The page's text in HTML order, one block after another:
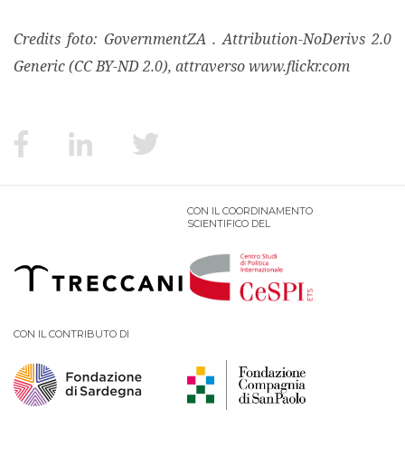
Credits foto: GovernmentZA . Attribution-NoDerivs 2.0
Generic (CC BY-ND 2.0), attraverso www.flickr.com
CON IL COORDINAMENTO
SCIENTIFICO DEL
CON IL CONTRIBUTO DI